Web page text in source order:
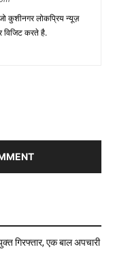
कुशीनगर लोकप्रिय न्यूज़
विजिट करते है.
गिरफ्तार, एक बाल अपचारी